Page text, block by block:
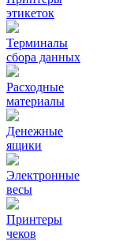
этикеток
Терминалы
сбора данных
Расходные
материалы
Денежные
ящики
Электронные
весы
Принтеры
чеков